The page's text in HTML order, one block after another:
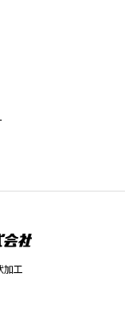
加工